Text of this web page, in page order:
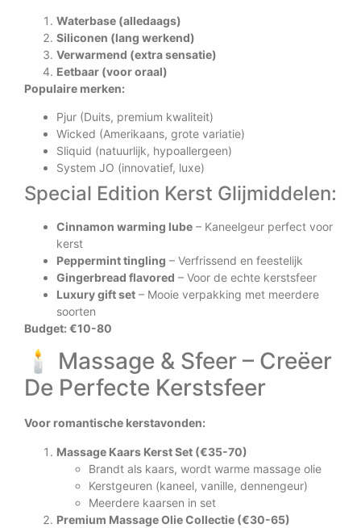
Waterbase (alledaags)
Siliconen (lang werkend)
Verwarmend (extra sensatie)
Eetbaar (voor oraal)
Populaire merken:
Pjur (Duits, premium kwaliteit)
Wicked (Amerikaans, grote variatie)
Sliquid (natuurlijk, hypoallergeen)
System JO (innovatief, luxe)
Special Edition Kerst Glijmiddelen:
Cinnamon warming lube – Kaneelgeur perfect voor
kerst
Peppermint tingling – Verfrissend en feestelijk
Gingerbread flavored – Voor de echte kerstsfeer
Luxury gift set – Mooie verpakking met meerdere
soorten
Budget: €10-80
🕯️ Massage & Sfeer – Creëer
De Perfecte Kerstsfeer
Voor romantische kerstavonden:
Massage Kaars Kerst Set (€35-70)
Brandt als kaars, wordt warme massage olie
Kerstgeuren (kaneel, vanille, dennengeur)
Meerdere kaarsen in set
Premium Massage Olie Collectie (€30-65)